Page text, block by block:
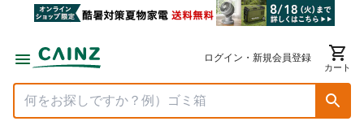
ログイン・新規会員登録
カート